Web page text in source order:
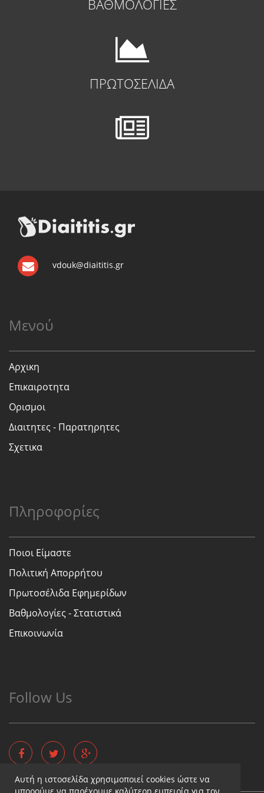
ΒΑΘΜΟΛΟΓΙΕΣ
ΠΡΩΤΟΣΕΛΙΔΑ
vdouk@diaititis.gr
Μενού
Αρχικη
Επικαιροτητα
Ορισμοι
Διαιτητες - Παρατηρητες
Σχετικα
Πληροφορίες
Ποιοι Είμαστε
Πολιτική Απορρήτου
Πρωτοσέλιδα Εφημερίδων
Βαθμολογίες - Στατιστικά
Επικοινωνία
Follow Us
Αυτή η ιστοσελίδα χρησιμοποιεί cookies ώστε να